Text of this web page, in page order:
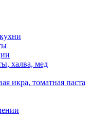
халва, мед
икра, томатная паста